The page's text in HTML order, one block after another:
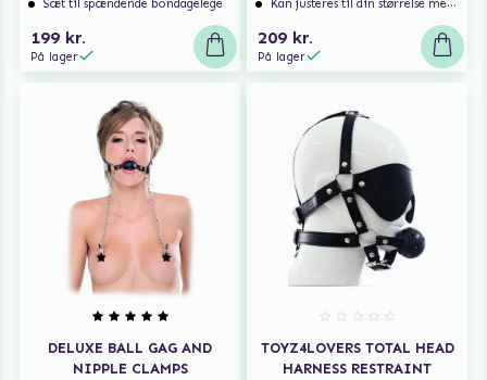
Sæt til spændende bondagelege
199 kr.
På lager
Kan justeres til din størrelse med spænderne
209 kr.
På lager
DELUXE BALL GAG AND
NIPPLE CLAMPS
TOYZ4LOVERS TOTAL HEAD
HARNESS RESTRAINT